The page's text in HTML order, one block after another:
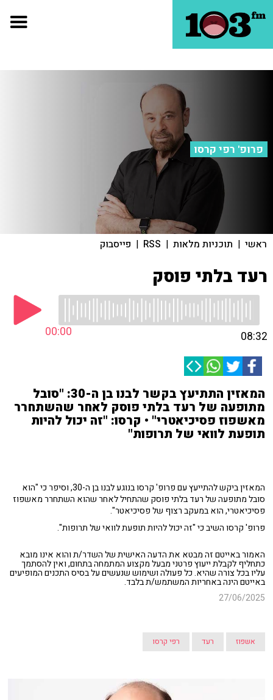
פרופ' רפי קרסו
ראשי | תוכניות מלאות |
RSS
| פייסבוק
רעד בלתי פוסק
00:00 08:32
המאזין התתיעץ בקשר לבנו בן ה-30: "סובל
מתופעה של רעד בלתי פוסק לאחר שהשתחרר
מאשפוז פסיכיאטרי" • קרסו: "זה יכול להיות
תופעת לוואי של תרופות"
המאזין ביקש להתייעץ עם פרופ' קרסו בנוגע לבנו בן ה-30, וסיפר כי "הוא
סובל מתופעה של רעד בלתי פוסק שהתחיל לאחר שהוא השתחרר מאשפוז
פסיכיאטרי, הוא במעקב רצוף של פסיכיאטר".
פרופ' קרסו השיב כי "זה יכול להיות תופעת לוואי של תרופות".
האמור באייטם זה מבטא את הדעה האישית של השדר/ת והוא אינו מובא
כתחליף לקבלת ייעוץ פרטני מבעל מקצוע המתמחה בתחום, ואין להסתמך
עליו בכל צורה שהיא. כל פעולה ושימוש שנעשים על בסיס התכנים המופיעים
באייטם הינה באחריות המשתמש/ת בלבד.
27/06/2025
אשפוז רעד רפי קרסו